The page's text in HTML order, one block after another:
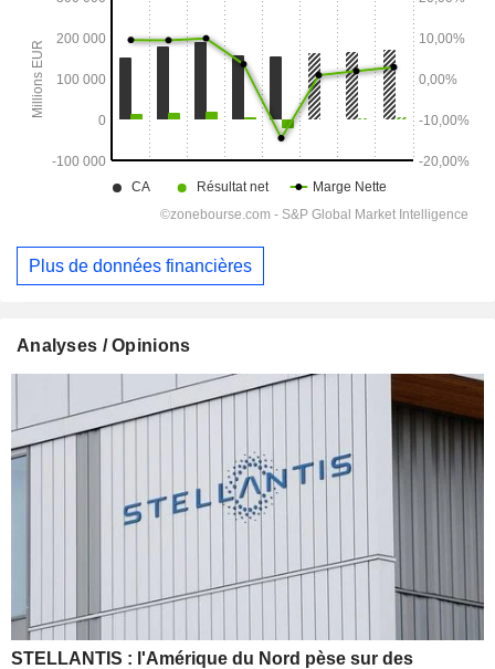
Plus de données financières
Analyses / Opinions
STELLANTIS : l'Amérique du Nord pèse sur des